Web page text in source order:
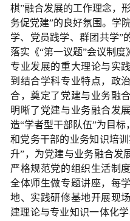
棋”融合发展的工作理念，
务促党建”的良好氛围。学
学、党员践学、群团共学”
落实《“第一议题”会议制
专业发展的重大理论与实
到结合学科专业特点，政
合，奠定了党建与业务融
明晰了党建与业务融合发
造“学者型干部队伍”为目标
和党务干部的业务知识培
升”，为党建与业务融合发
严格规范党的组织生活制
全体师生做专题讲座，每
地、实践研修基地开展现
建理论与专业知识一体化